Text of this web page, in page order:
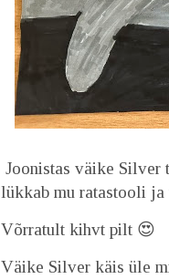
Joonistas väike Silver
lükkab mu ratastooli
Võrratult kihvt pilt 😍
Väike Silver käis üle